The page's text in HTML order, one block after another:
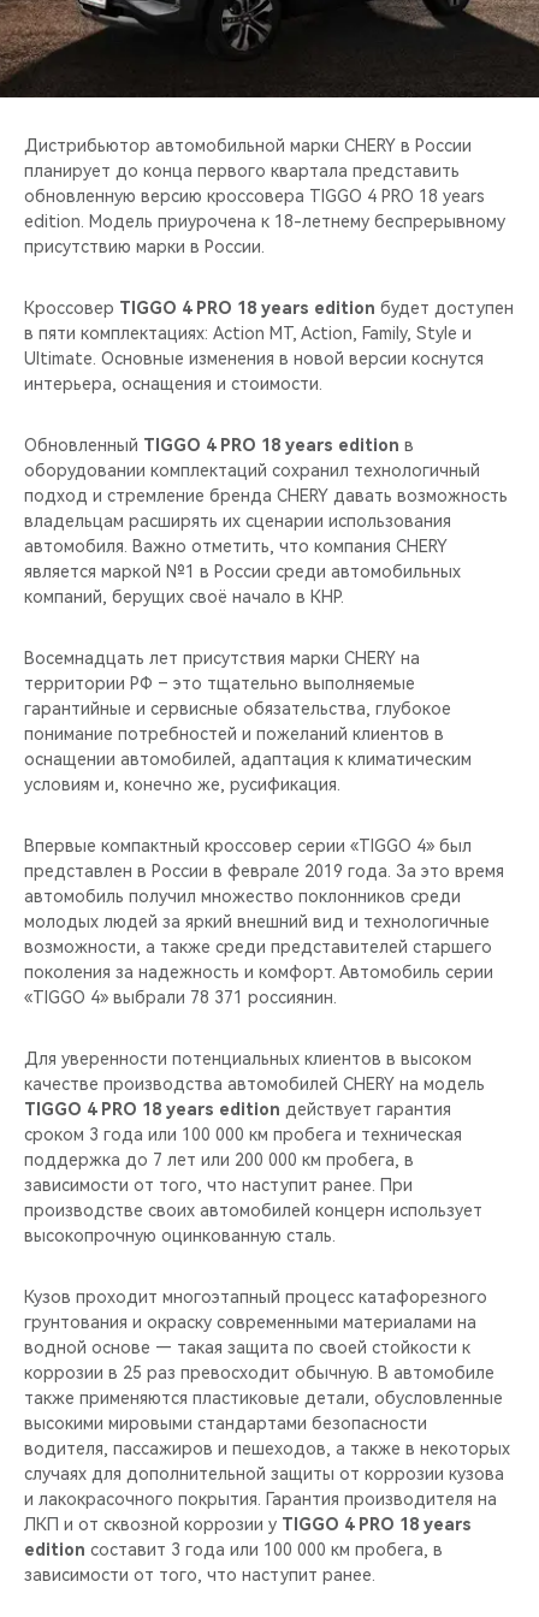
CHERY И СПОРТ
ВИДЕООБЗОРЫ
CHERY ДЛЯ ДЕТЕЙ
Дистрибьютор автомобильной марки CHERY в России
планирует до конца первого квартала представить
обновленную версию кроссовера TIGGO 4 PRO 18 years
edition. Модель приурочена к 18-летнему беспрерывному
присутствию марки в России.
Кроссовер TIGGO 4 PRO 18 years edition будет доступен
в пяти комплектациях: Action MT, Action, Family, Style и
Ultimate. Основные изменения в новой версии коснутся
интерьера, оснащения и стоимости.
Обновленный TIGGO 4 PRO 18 years edition в
оборудовании комплектаций сохранил технологичный
подход и стремление бренда CHERY давать возможность
владельцам расширять их сценарии использования
автомобиля. Важно отметить, что компания CHERY
является маркой №1 в России среди автомобильных
компаний, берущих своё начало в КНР.
Восемнадцать лет присутствия марки CHERY на
территории РФ – это тщательно выполняемые
гарантийные и сервисные обязательства, глубокое
понимание потребностей и пожеланий клиентов в
оснащении автомобилей, адаптация к климатическим
условиям и, конечно же, русификация.
Впервые компактный кроссовер серии «TIGGO 4» был
представлен в России в феврале 2019 года. За это время
автомобиль получил множество поклонников среди
молодых людей за яркий внешний вид и технологичные
возможности, а также среди представителей старшего
поколения за надежность и комфорт. Автомобиль серии
«TIGGO 4» выбрали 78 371 россиянин.
Для уверенности потенциальных клиентов в высоком
качестве производства автомобилей CHERY на модель
TIGGO 4 PRO 18 years edition действует гарантия
сроком 3 года или 100 000 км пробега и техническая
поддержка до 7 лет или 200 000 км пробега, в
зависимости от того, что наступит ранее. При
производстве своих автомобилей концерн использует
высокопрочную оцинкованную сталь.
Кузов проходит многоэтапный процесс катафорезного
грунтования и окраску современными материалами на
водной основе — такая защита по своей стойкости к
коррозии в 25 раз превосходит обычную. В автомобиле
также применяются пластиковые детали, обусловленные
высокими мировыми стандартами безопасности
водителя, пассажиров и пешеходов, а также в некоторых
случаях для дополнительной защиты от коррозии кузова
и лакокрасочного покрытия. Гарантия производителя на
ЛКП и от сквозной коррозии у TIGGO 4 PRO 18 years
edition составит 3 года или 100 000 км пробега, в
зависимости от того, что наступит ранее.